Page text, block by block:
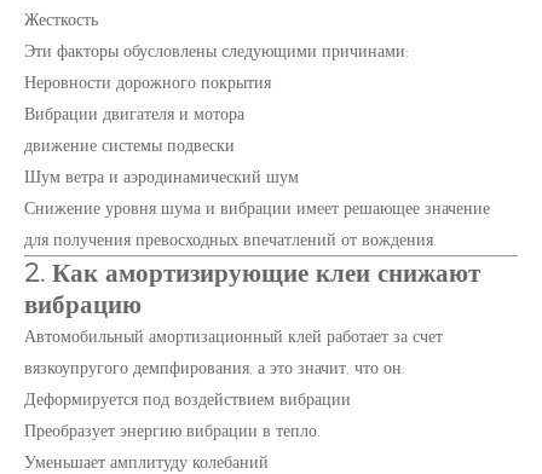
Жесткость
Эти факторы обусловлены следующими причинами:
Неровности дорожного покрытия
Вибрации двигателя и мотора
движение системы подвески
Шум ветра и аэродинамический шум
Снижение уровня шума и вибрации имеет решающее значение
для получения превосходных впечатлений от вождения.
2. Как амортизирующие клеи снижают
вибрацию
Автомобильный амортизационный клей работает за счет
вязкоупругого демпфирования, а это значит, что он:
Деформируется под воздействием вибрации
Преобразует энергию вибрации в тепло.
Уменьшает амплитуду колебаний